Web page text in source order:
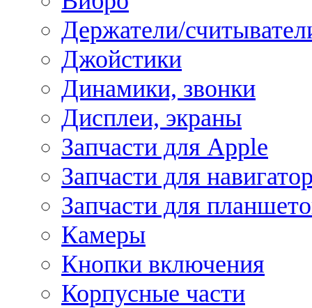
Держатели/
Джойстики
Динамики, звонки
Дисплеи, экраны
Запчасти для Apple
Запчасти для
Запчасти для
Камеры
Кнопки включения
Корпусные части